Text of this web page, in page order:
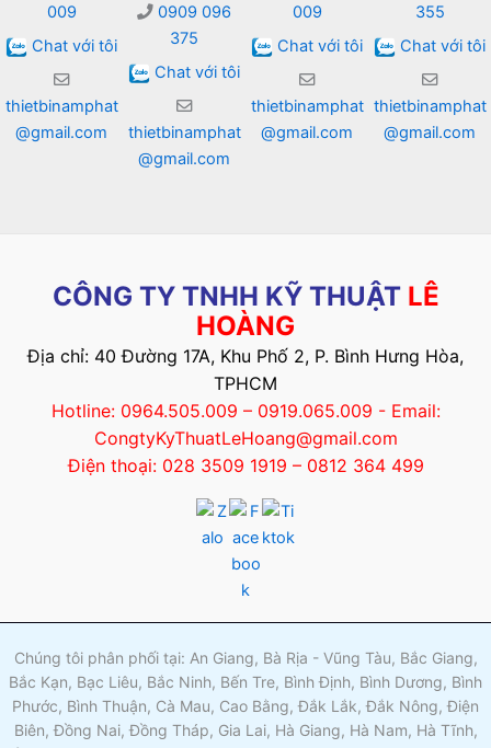
009
Chat với tôi
thietbinamphat
@gmail.com
0909 096
375
Chat với tôi
thietbinamphat
@gmail.com
009
Chat với tôi
thietbinamphat
@gmail.com
355
Chat với tôi
thietbinamphat
@gmail.com
CÔNG TY TNHH KỸ THUẬT LÊ
HOÀNG
Địa chỉ: 40 Đường 17A, Khu Phố 2, P. Bình Hưng Hòa,
TPHCM
Hotline: 0964.505.009 – 0919.065.009 - Email:
CongtyKyThuatLeHoang@gmail.com
Điện thoại: 028 3509 1919 – 0812 364 499
Chúng tôi phân phối tại: An Giang, Bà Rịa - Vũng Tàu, Bắc Giang,
Bắc Kạn, Bạc Liêu, Bắc Ninh, Bến Tre, Bình Định, Bình Dương, Bình
Phước, Bình Thuận, Cà Mau, Cao Bằng, Đắk Lắk, Đắk Nông, Điện
Biên, Đồng Nai, Đồng Tháp, Gia Lai, Hà Giang, Hà Nam, Hà Tĩnh,